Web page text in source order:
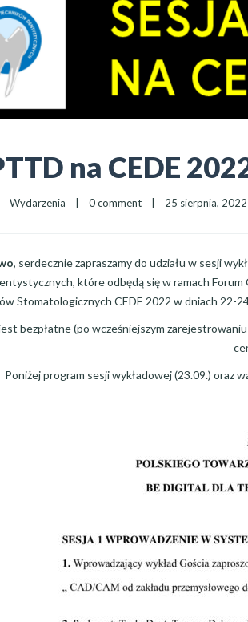
na CEDE
Wydarzenia 0 comment 25 sierpnia,
, serdecznie zapraszamy do udziału w sesji
które odbędą się w ramach
Stomatologicznych CEDE 2022 w dniach 22-
bezpłatne (po wcześniejszym
Poniżej program sesji wykładowej (23.09.) oraz